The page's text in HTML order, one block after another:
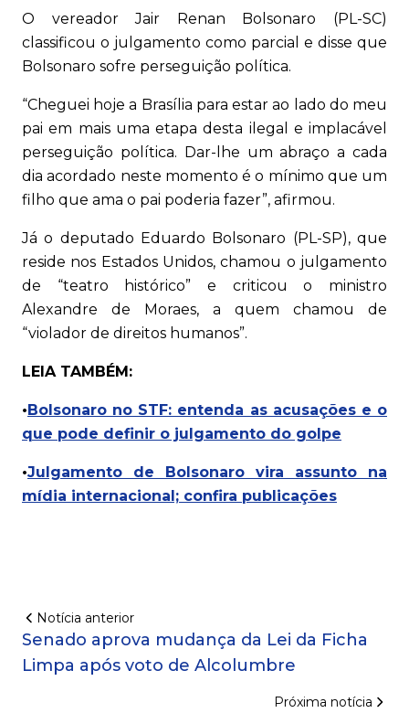
O vereador Jair Renan Bolsonaro (PL-SC)
classificou o julgamento como parcial e disse que
Bolsonaro sofre perseguição política.
“Cheguei hoje a Brasília para estar ao lado do meu
pai em mais uma etapa desta ilegal e implacável
perseguição política. Dar-lhe um abraço a cada
dia acordado neste momento é o mínimo que um
filho que ama o pai poderia fazer”, afirmou.
Já o deputado Eduardo Bolsonaro (PL-SP), que
reside nos Estados Unidos, chamou o julgamento
de “teatro histórico” e criticou o ministro
Alexandre de Moraes, a quem chamou de
“violador de direitos humanos”.
LEIA TAMBÉM:
• Bolsonaro no STF: entenda as acusações e o
que pode definir o julgamento do golpe
•Julgamento de Bolsonaro vira assunto na
mídia internacional; confira publicações
Notícia anterior
Senado aprova mudança da Lei da Ficha
Limpa após voto de Alcolumbre
Próxima notícia